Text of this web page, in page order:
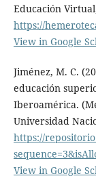
Educación
https://
View in Google
Jiménez, M. C.
educación
Iberoamérica.
Universidad
https://
View in Google